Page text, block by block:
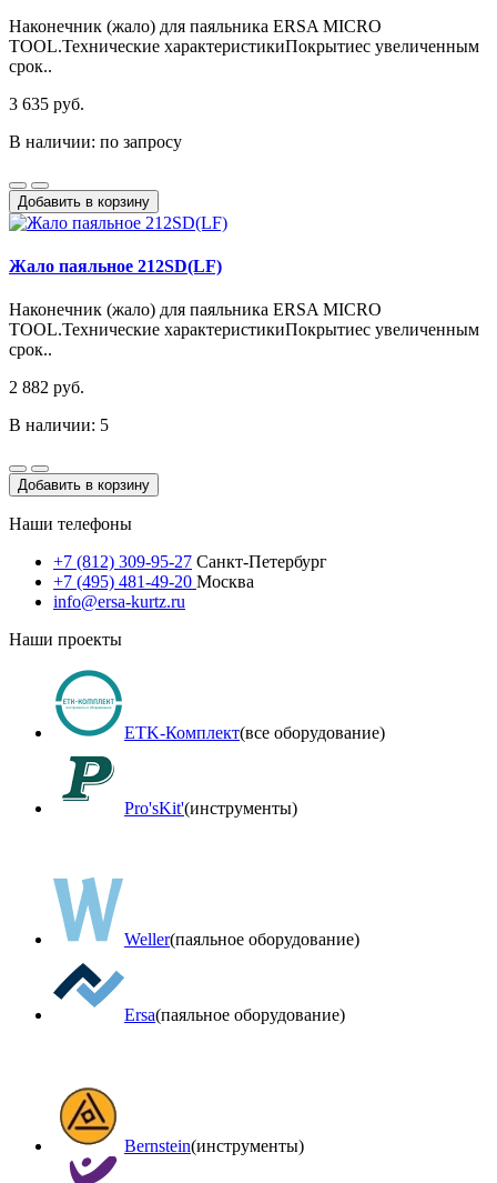
Наконечник (жало) для паяльника ERSA MICRO
TOOL.Технические характеристикиПокрытиес увеличенным
срок..
3 635 руб.
В наличии: по запросу
Добавить в корзину
Жало паяльное 212SD(LF)
Наконечник (жало) для паяльника ERSA MICRO
TOOL.Технические характеристикиПокрытиес увеличенным
срок..
2 882 руб.
В наличии: 5
Добавить в корзину
Наши телефоны
+7 (812) 309-95-27 Санкт-Петербург
+7 (495) 481-49-20 Москва
info@ersa-kurtz.ru
Наши проекты
ETK-Комплект(все оборудование)
Pro'sKit'(инструменты)
Weller(паяльное оборудование)
Ersa(паяльное оборудование)
Bernstein(инструменты)